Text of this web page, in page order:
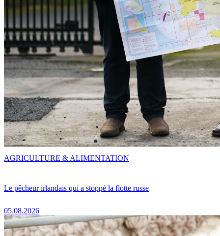
Le pêcheur irlandais qui a stoppé la flotte russe
05.08.2026
AGRICULTURE & ALIMENTATION